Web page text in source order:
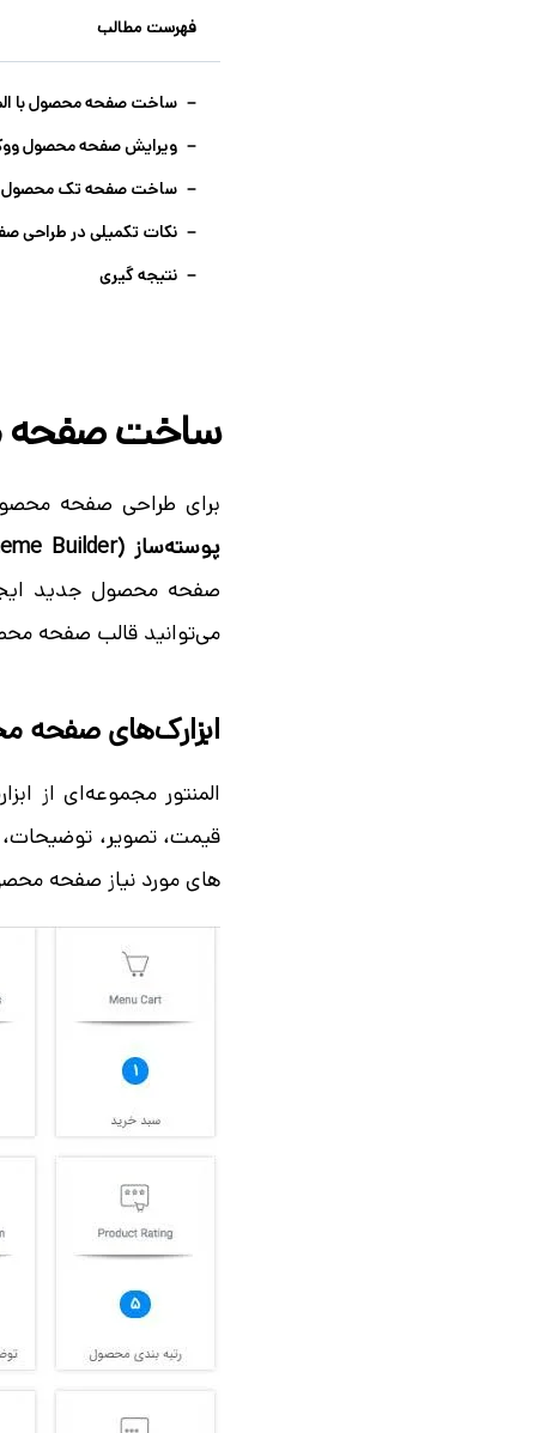
فهرست مطالب
ساخت صفحه محصول با
ویرایش صفحه محصول
ساخت صفحه تک محصول با
نکات تکمیلی در طراحی
نتیجه گیری
ساخت صفحه
برای طراحی صفحه
پوسته‌ساز (Theme Builder)
صفحه محصول جدید
می‌توانید قالب صفحه
ابزارک‌های صفحه
المنتور مجموعه‌ای از
قیمت، تصویر، توضیحات،
های مورد نیاز صفحه